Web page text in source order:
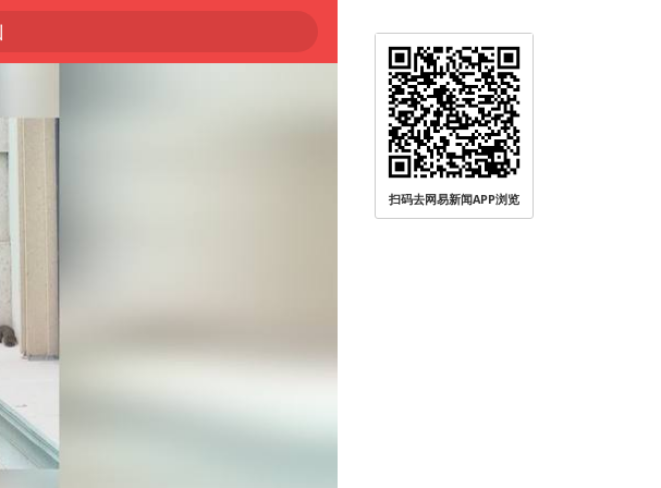
进
近13个浙江那么大
扫码去网易新闻APP浏览